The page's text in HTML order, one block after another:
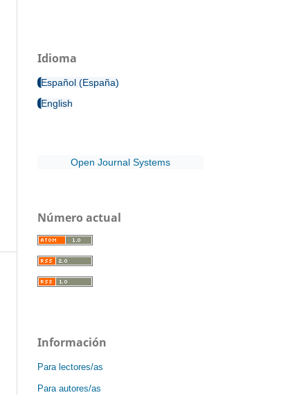
Idioma
Español (España)
English
Open Journal Systems
Número actual
Información
Para lectores/as
Para autores/as